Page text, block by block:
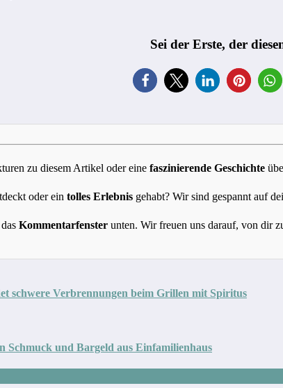
Sei der Erste, der
zu diesem Artikel oder eine faszinierende Geschichte
oder ein tolles Erlebnis gehabt? Wir sind gespannt auf
Kommentarfenster unten. Wir freuen uns darauf, von dir
schwere Verbrennungen beim Grillen mit Spiritus
und Bargeld aus Einfamilienhaus